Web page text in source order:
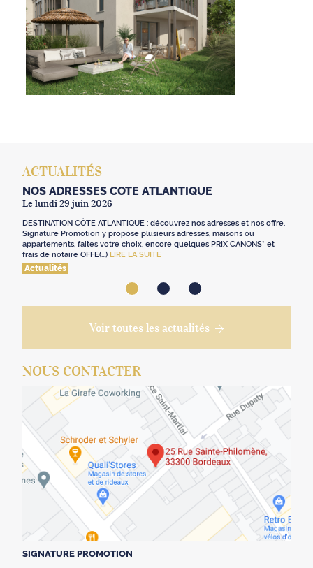
ACTUALITÉS
NOS ADRESSES CÔTE ATLANTIQUE
Le lundi 29 juin 2026
DESTINATION CÔTE ATLANTIQUE : découvrez nos adresses et nos offre.
Signature Promotion y propose plusieurs adresses, maisons ou
appartements, faites votre choix, encore quelques PRIX CANONS* et
frais de notaire OFFE(...) LIRE LA SUITE
Actualités
Voir toutes les actualités
NOUS CONTACTER
SIGNATURE PROMOTION